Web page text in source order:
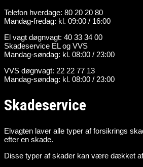
Telefon hverdage: 80 20 20 80
Mandag-fredag: kl. 09:00 / 16:00
El vagt døgnvagt: 40 33 34 00
Skadeservice EL og VVS
Mandag-søndag: kl. 08:00 / 23:00
VVS døgnvagt: 22 22 77 13
Mandag-søndag: kl. 08:00 / 23:00
Skadeservice
Elvagten laver alle typer af forsikrings
efter en skade.
Disse typer af skader kan være dækket